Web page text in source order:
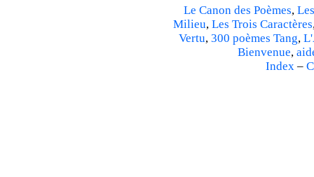
Le Canon des Poèmes,
Milieu, Les Trois Caractères
Vertu, 300 poèmes Tang,
Bienvenue,
Index –